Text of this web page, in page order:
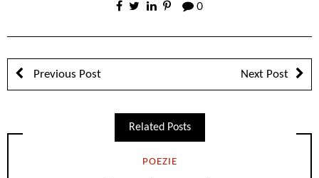
0
Previous Post Next Post
Related Posts
POEZIE